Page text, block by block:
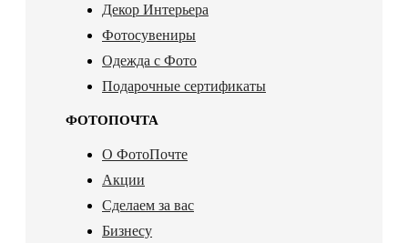
Декор Интерьера
Фотосувениры
Одежда с Фото
Подарочные сертификаты
ФОТОПОЧТА
О ФотоПочте
Акции
Сделаем за вас
Бизнесу